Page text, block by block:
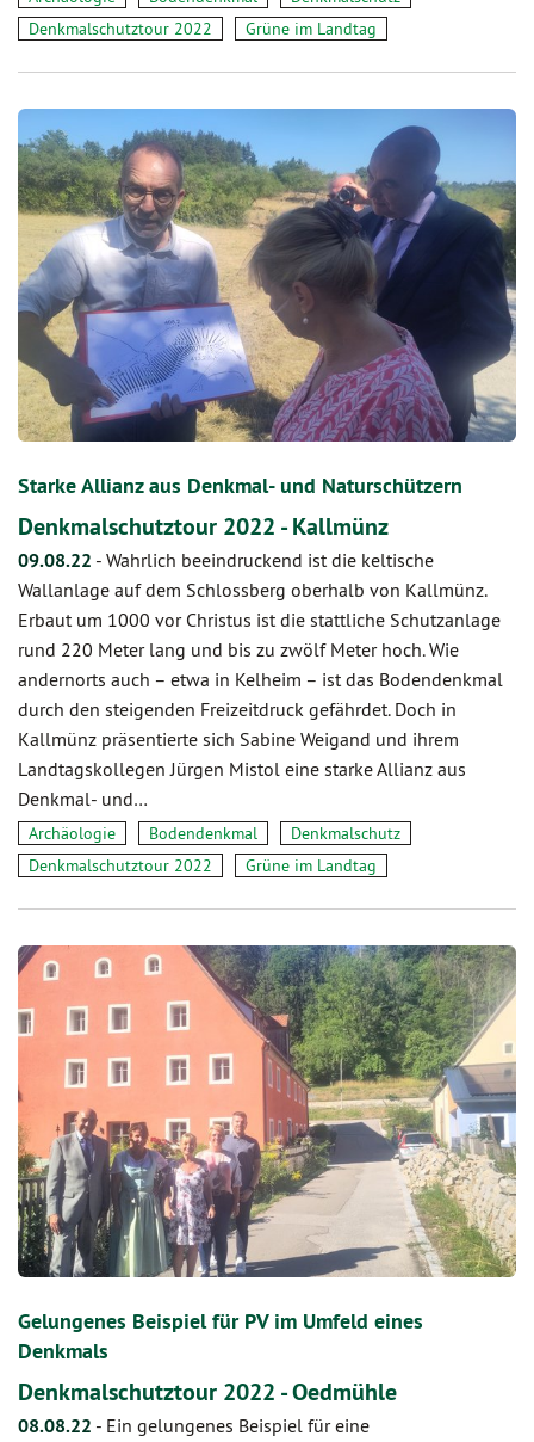
Denkmalschutztour 2022
Grüne im Landtag
Starke Allianz aus Denkmal- und Naturschützern
Denkmalschutztour 2022 - Kallmünz
09.08.22 - Wahrlich beeindruckend ist die keltische
Wallanlage auf dem Schlossberg oberhalb von Kallmünz.
Erbaut um 1000 vor Christus ist die stattliche Schutzanlage
rund 220 Meter lang und bis zu zwölf Meter hoch. Wie
andernorts auch – etwa in Kelheim – ist das Bodendenkmal
durch den steigenden Freizeitdruck gefährdet. Doch in
Kallmünz präsentierte sich Sabine Weigand und ihrem
Landtagskollegen Jürgen Mistol eine starke Allianz aus
Denkmal- und…
Archäologie Bodendenkmal
Denkmalschutz
Denkmalschutztour 2022
Grüne im Landtag
Gelungenes Beispiel für PV im Umfeld eines
Denkmals
Denkmalschutztour 2022 - Oedmühle
08.08.22 - Ein gelungenes Beispiel für eine